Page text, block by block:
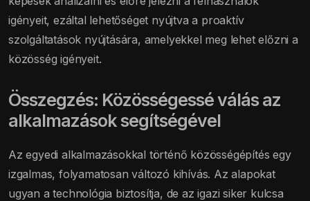
igényeit, ezáltal lehetőséget nyújtva a proaktív
szolgáltatások nyújtására, amelyekkel meg lehet előzni a
közösség igényeit.
Összegzés: Közösségessé válás az
alkalmazások segítségével
Az egyedi alkalmazásokkal történő közösségépítés egy
izgalmas, folyamatosan változó kihívás. Az alapokat
ugyan a technológia biztosítja, de az igazi siker kulcsa